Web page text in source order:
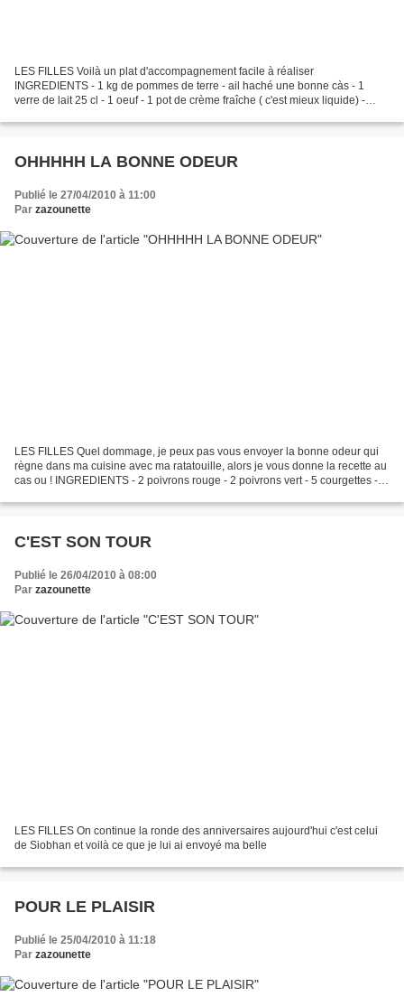
LES FILLES Voilà un plat d'accompagnement facile à réaliser
INGREDIENTS - 1 kg de pommes de terre - ail haché une bonne càs - 1
verre de lait 25 cl - 1 oeuf - 1 pot de crème fraîche ( c'est mieux liquide) -
OHHHHH LA BONNE ODEUR
Publié le 27/04/2010 à 11:00
Par zazounette
LES FILLES Quel dommage, je peux pas vous envoyer la bonne odeur qui
règne dans ma cuisine avec ma ratatouille, alors je vous donne la recette au
cas ou ! INGREDIENTS - 2 poivrons rouge - 2 poivrons vert - 5 courgettes - 1
C'EST SON TOUR
Publié le 26/04/2010 à 08:00
Par zazounette
LES FILLES On continue la ronde des anniversaires aujourd'hui c'est celui
de Siobhan et voilà ce que je lui ai envoyé ma belle
POUR LE PLAISIR
Publié le 25/04/2010 à 11:18
Par zazounette